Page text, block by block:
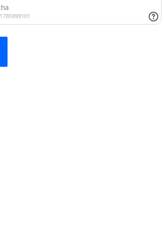
тех, кто ценит свое время, мы
терминал для заказа товаров
ежедневно с 16 до 20 часов
к вам пункт выдачи, вы
о наших услугах, видах работ и